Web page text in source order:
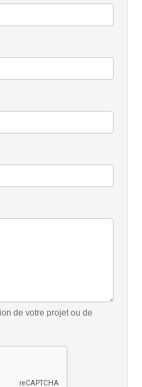
de votre projet ou de